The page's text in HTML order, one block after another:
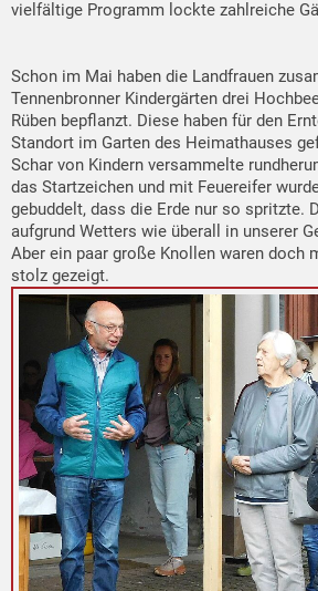
vielfältige Programm lockte zahlreiche
Schon im Mai haben die Landfrauen
Tennenbronner Kindergärten drei
Rüben bepflanzt. Diese haben für den
Standort im Garten des Heimathauses
Schar von Kindern versammelte
das Startzeichen und mit Feuereifer
gebuddelt, dass die Erde nur so spritzte.
aufgrund Wetters wie überall in unserer
Aber ein paar große Knollen waren doch
stolz gezeigt.